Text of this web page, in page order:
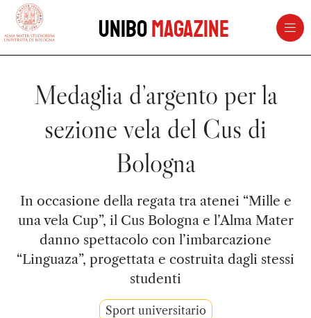
vai al contenuto della pagina
UniboMagazine
Medaglia d’argento per la
sezione vela del Cus di
Bologna
In occasione della regata tra atenei “Mille e
una vela Cup”, il Cus Bologna e l’Alma Mater
danno spettacolo con l’imbarcazione
“Linguaza”, progettata e costruita dagli stessi
studenti
Sport universitario